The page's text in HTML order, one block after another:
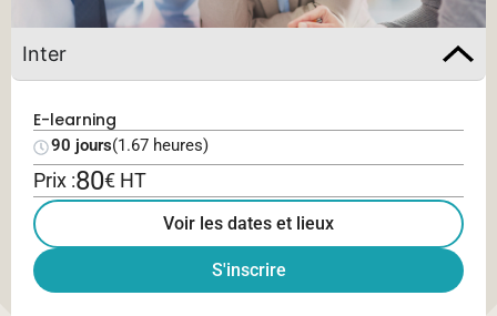
Inter
E-learning
90 jours(1.67 heures)
Prix :80€ HT
Voir les dates et lieux
S'inscrire